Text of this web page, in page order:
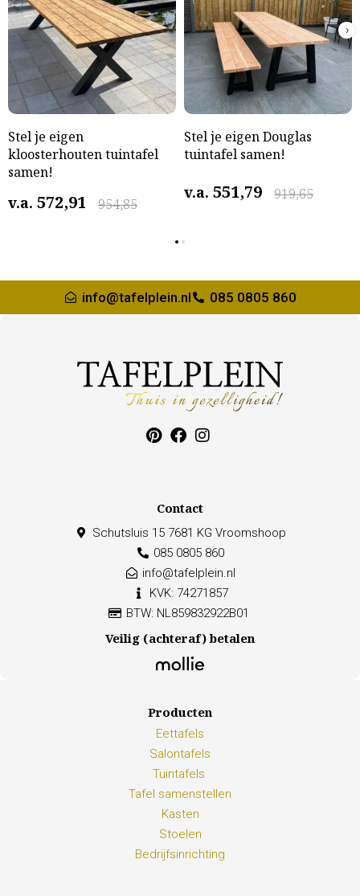
Stel je eigen
kloosterhouten tuintafel
samen!
v.a. 954,85
572,91
Stel je eigen Douglas
tuintafel samen!
v.a. 919,65
551,79
›
info@tafelplein.nl 085 0805 860
Contact
Schutsluis 15 7681 KG Vroomshoop
085 0805 860
info@tafelplein.nl
KVK: 74271857
BTW: NL859832922B01
Veilig (achteraf) betalen
Producten
Eettafels
Salontafels
Tuintafels
Tafel samenstellen
Kasten
Stoelen
Bedrijfsinrichting